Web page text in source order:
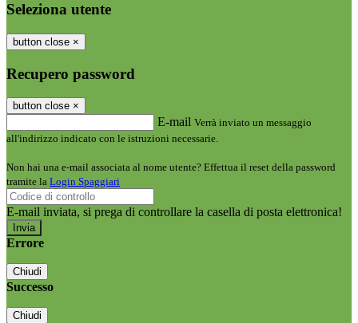
Seleziona utente
button close ×
Recupero password
button close ×
E-mail Verrà inviato un messaggio
all'indirizzo indicato con le istruzioni necessarie.
Non hai una e-mail associata al nome utente? Effettua il reset della password
tramite la Login Spaggiari
E-mail inviata, si prega di controllare la casella di posta elettronica!
Errore
Chiudi
Successo
Chiudi